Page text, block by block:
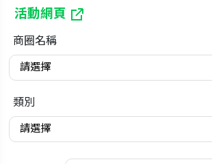
活動網頁
商圈名稱
請選擇
類別
請選擇